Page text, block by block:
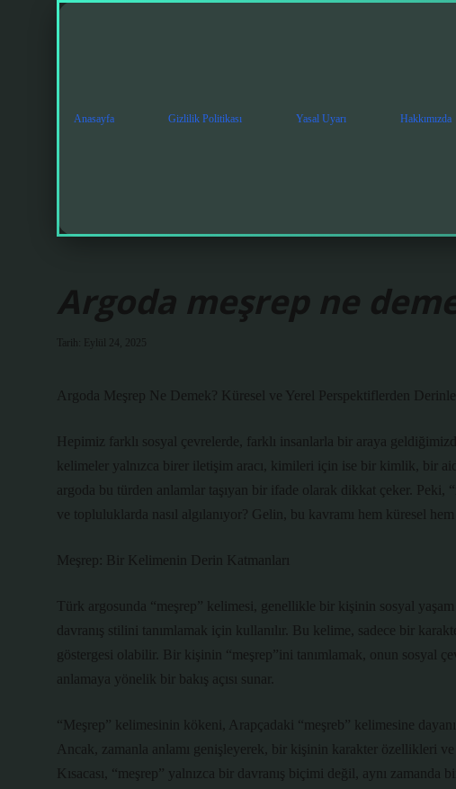
Anasayfa Gizlilik Politikası Yasal Uyarı Hakkımızda
Argoda meşrep ne
Tarih: Eylül 24, 2025
Argoda Meşrep Ne Demek? Küresel ve Yerel Perspektiflerden
Hepimiz farklı sosyal çevrelerde, farklı insanlarla bir araya
kelimeler yalnızca birer iletişim aracı, kimileri için ise bir kimlik, bir
argoda bu türden anlamlar taşıyan bir ifade olarak dikkat çeker. Peki,
ve topluluklarda nasıl algılanıyor? Gelin, bu kavramı hem küresel
Meşrep: Bir Kelimenin Derin Katmanları
Türk argosunda “meşrep” kelimesi, genellikle bir kişinin sosyal
davranış stilini tanımlamak için kullanılır. Bu kelime, sadece bir
göstergesi olabilir. Bir kişinin “meşrep”ini tanımlamak, onun sosyal
anlamaya yönelik bir bakış açısı sunar.
“Meşrep” kelimesinin kökeni, Arapçadaki “meşreb” kelimesine
Ancak, zamanla anlamı genişleyerek, bir kişinin karakter özellikleri
Kısacası, “meşrep” yalnızca bir davranış biçimi değil, aynı